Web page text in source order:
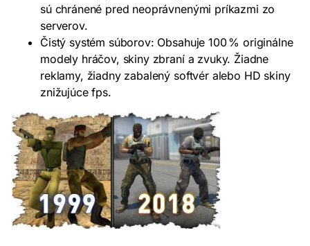
sú chránené pred neoprávnenými príkazmi zo
serverov.
Čistý systém súborov: Obsahuje 100 % originálne
modely hráčov, skiny zbraní a zvuky. Žiadne
reklamy, žiadny zabalený softvér alebo HD skiny
znižujúce fps.